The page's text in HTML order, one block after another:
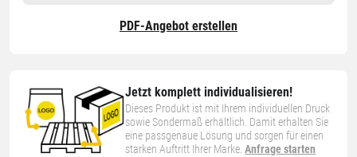
Jetzt komplett individualisieren!
Dieses Produkt ist mit Ihrem individuellen Druck
sowie Sondermaß erhältlich. Damit erhalten Sie
eine passgenaue Lösung und sorgen für einen
starken Auftritt Ihrer Marke.Anfrage starten
PDF-Angebot erstellen